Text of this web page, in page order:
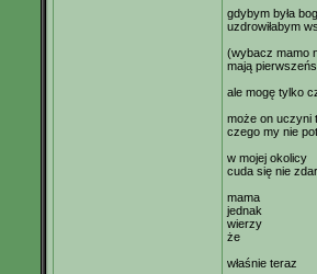
gdybym była
uzdrowiłabym
(wybacz mamo
mają
ale mogę tylko
może on uczyni
czego my nie
w mojej okolicy
cuda się nie
mama
jednak
wierzy
że
właśnie teraz